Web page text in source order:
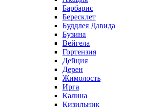
Барбарис
Бересклет
Буддлея Давида
Бузина
Вейгела
Гортензия
Дейция
Дерен
Жимолость
Ирга
Калина
Кизильник